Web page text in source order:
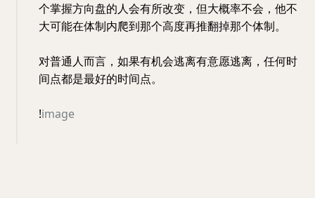
个掌握方向盘的人会有所改变，但大概率不会，他不
大可能在体制内爬到那个高度再推翻掉那个体制。
对普通人而言，如果有机会逃离有意愿逃离，任何时
间点都是最好的时间点。
!image